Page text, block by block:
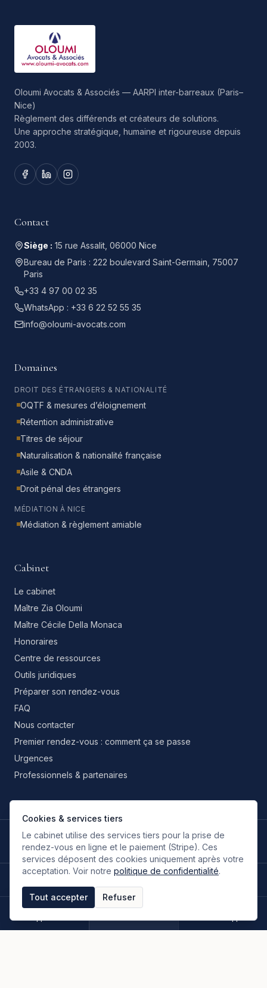
Cookies & services tiers
Le cabinet utilise des services tiers pour la prise de
rendez-vous en ligne et le paiement (Stripe). Ces
services déposent des cookies uniquement après votre
acceptation. Voir notre politique de confidentialité.
Tout accepter Refuser
Oloumi Avocats & Associés — AARPI inter-barreaux (Paris–
Nice)
Règlement des différends et créateurs de solutions.
Une approche stratégique, humaine et rigoureuse depuis
2003.
Contact
Siège : 15 rue Assalit, 06000 Nice
Bureau de Paris : 222 boulevard Saint-Germain, 75007
Paris
+33 4 97 00 02 35
WhatsApp : +33 6 22 52 55 35
info@oloumi-avocats.com
Domaines
DROIT DES ÉTRANGERS & NATIONALITÉ
OQTF & mesures d’éloignement
Rétention administrative
Titres de séjour
Naturalisation & nationalité française
Asile & CNDA
Droit pénal des étrangers
MÉDIATION À NICE
Médiation & règlement amiable
Cabinet
Le cabinet
Maître Zia Oloumi
Maître Cécile Della Monaca
Honoraires
Centre de ressources
Outils juridiques
Préparer son rendez-vous
FAQ
Nous contacter
Premier rendez-vous : comment ça se passe
Urgences
Professionnels & partenaires
LANGUES DE TRAVAIL
🇫🇷
Français
FR🇬🇧
Anglais
EN🇮🇹
ItalienIT🇪🇸
Espagnol
ES 🇷🇺
RusseRU🇮🇷
Persan
FA
Site conçu sur une idée originale de zIA digital.
Mentions légalesCGU & CGVPolitique de confidentialité
Espace clientsPaiement en lignePlan du site
Appeler Rendez-vous WhatsApp